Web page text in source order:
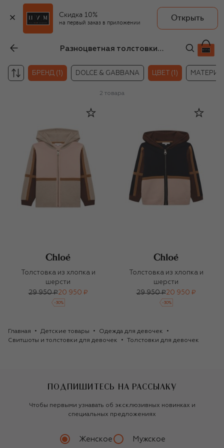
Скидка 10%
на первый заказ в приложении
Открыть
Разноцветная толстовки Chloé для девочек
БРЕНД (1) DOLCE & GABBANA ЦВЕТ (1)
2 товара
Толстовка из хлопка и
шерсти
29 950 ₽20 950 ₽
-30%
Толстовка из хлопка и
шерсти
29 950 ₽20 950 ₽
-30%
Главная Детские товары
Одежда для девочек
Свитшоты и толстовки для девочек
Толстовки для девочек
ПОДПИШИТЕСЬ НА РАССЫЛКУ
Чтобы первыми узнавать об эксклюзивных новинках и
специальных предложениях
Женское Мужское